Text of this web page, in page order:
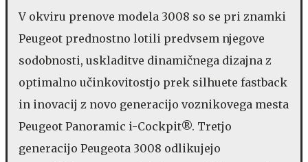
V okviru prenove modela 3008 so se pri znamki
Peugeot prednostno lotili predvsem njegove
sodobnosti, uskladitve dinamičnega dizajna z
optimalno učinkovitostjo prek silhuete fastback
in inovacij z novo generacijo voznikovega mesta
Peugeot Panoramic i-Cockpit®. Tretjo
generacijo Peugeota 3008 odlikujejo